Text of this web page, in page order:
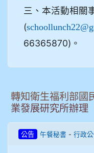
三、本活動相關
(
66365870)。
轉知衛生福利部國
業發展研究所辦理
公告 午餐秘書 - 行政